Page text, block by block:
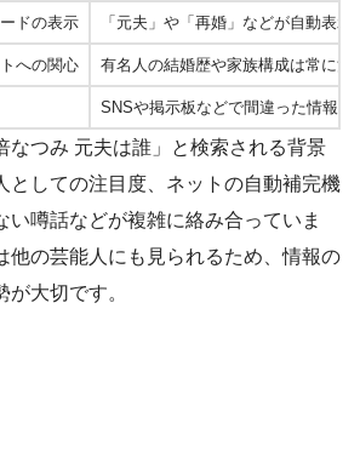
ドの表示 「元夫」や「再婚」などが自動表示
への関心 有名人の結婚歴や家族構成は常に注
SNSや掲示板などで間違った情報が
なつみ 元夫は誰」と検索される背景
としての注目度、ネットの自動補完機
い噂話などが複雑に絡み合っていま
他の芸能人にも見られるため、情報の
大切です。